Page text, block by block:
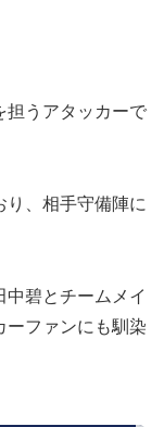
担うアタッカーで
り、相手守備陣に
中碧とチームメイ
ーファンにも馴染